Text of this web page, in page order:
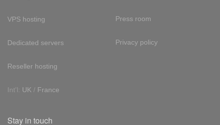
VPS hosting
Dedicated servers
Reseller hosting
Int'l: UK / France
Press room
Privacy policy
Stay in touch